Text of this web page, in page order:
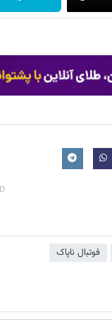
فوتبال ناپاک